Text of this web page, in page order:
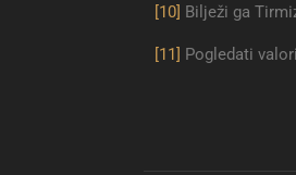
[10] Bilježi ga
[11] Pogledati